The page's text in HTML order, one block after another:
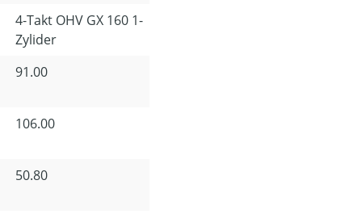
4-Takt OHV GX 160 1-
Zylider
91.00
106.00
50.80